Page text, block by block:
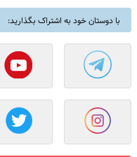
با دوستان خود به اشتراک بگذارید: